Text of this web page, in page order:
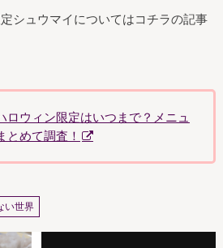
シュウマイについてはコチラの記事
ロウィン限定はいつまで？メニュ
とめて調査！
い世界